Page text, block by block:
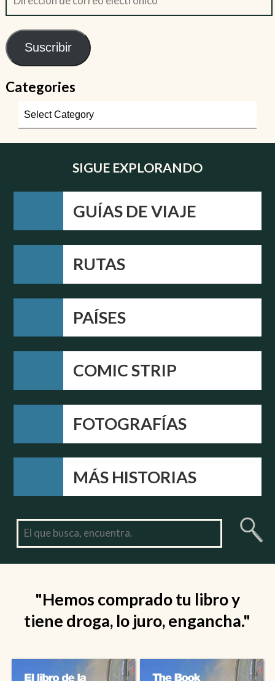
Suscribir
Categories
SIGUE EXPLORANDO
GUÍAS DE VIAJE
RUTAS
PAÍSES
COMIC STRIP
FOTOGRAFÍAS
MÁS HISTORIAS
"Hemos comprado tu libro y
tiene droga, lo juro, engancha."